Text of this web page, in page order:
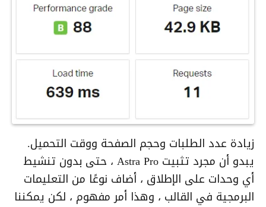
زيادة عدد الطلبات وحجم الصفحة ووقت التحميل.
يبدو أن مجرد تثبيت Astra Pro ، حتى بدون تنشيط
أي وحدات على الإطلاق ، أضاف نوعًا من التعليمات
البرمجية في القالب ، وهذا أمر مفهوم ، لكن يمكننا